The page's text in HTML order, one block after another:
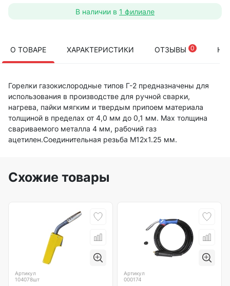
В наличии в 1 филиале
О ТОВАРЕ ХАРАКТЕРИСТИКИ ОТЗЫВЫ 0
Горелки газокислородные типов Г-2 предназначены для
использования в производстве для ручной сварки,
нагрева, пайки мягким и твердым припоем материала
толщиной в пределах от 4,0 мм до 0,1 мм. Мах толщина
свариваемого металла 4 мм, рабочий газ
ацетилен.Соединительная резьба М12х1.25 мм.
Схожие товары
Артикул
104078шт
Артикул
000174